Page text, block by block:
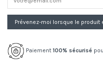
Paiement 100% sécurisé